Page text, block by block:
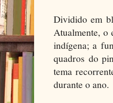
Dividido em
Atualmente, o
indígena; a
quadros do
tema
durante o ano.